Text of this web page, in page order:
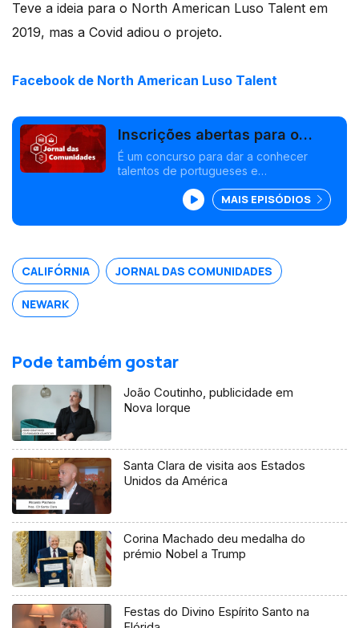
Teve a ideia para o North American Luso Talent em
2019, mas a Covid adiou o projeto.
Facebook de North American Luso Talent
Inscrições abertas para o
North American Luso Talent
É um concurso para dar a conhecer
talentos de portugueses e
PSD quer menos impostos para
emigrantes reformados que voltem para
Portugal. Edição Isabel Gaspar Dias
MAIS EPISÓDIOS
CALIFÓRNIA JORNAL DAS COMUNIDADES
NEWARK
Pode também gostar
João Coutinho, publicidade em
Nova Iorque
Santa Clara de visita aos Estados
Unidos da América
Corina Machado deu medalha do
prémio Nobel a Trump
Festas do Divino Espírito Santo na